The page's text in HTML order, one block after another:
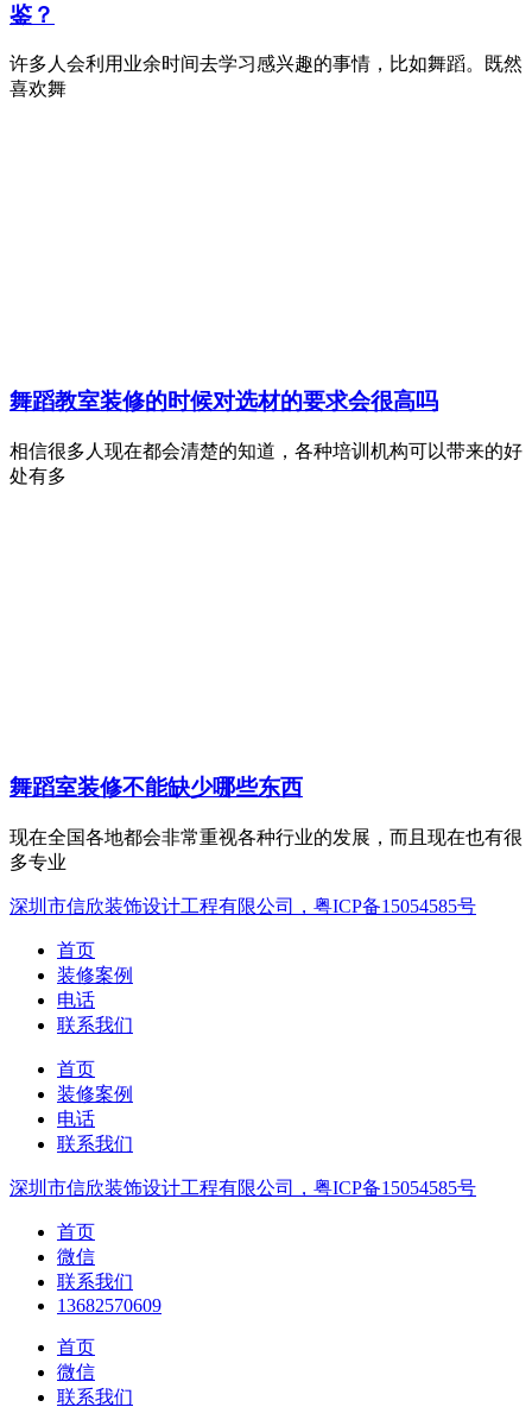
鉴？
许多人会利用业余时间去学习感兴趣的事情，比如舞蹈。既然
喜欢舞
舞蹈教室装修的时候对选材的要求会很高吗
相信很多人现在都会清楚的知道，各种培训机构可以带来的好
处有多
舞蹈室装修不能缺少哪些东西
现在全国各地都会非常重视各种行业的发展，而且现在也有很
多专业
深圳市信欣装饰设计工程有限公司，粤ICP备15054585号
首页
装修案例
电话
联系我们
首页
装修案例
电话
联系我们
深圳市信欣装饰设计工程有限公司，粤ICP备15054585号
首页
微信
联系我们
13682570609
首页
微信
联系我们